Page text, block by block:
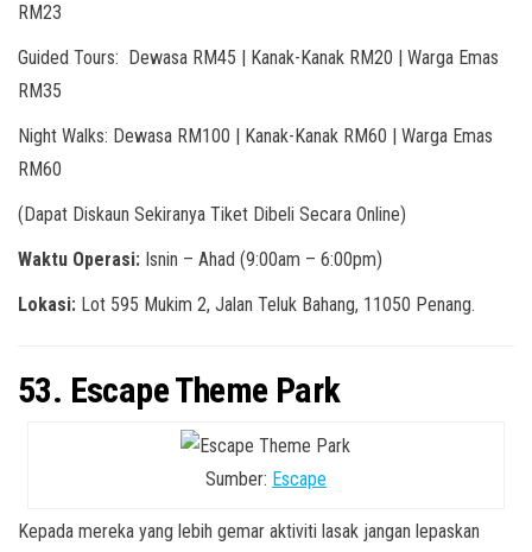
RM23
Guided Tours: Dewasa RM45 | Kanak-Kanak RM20 | Warga Emas
RM35
Night Walks: Dewasa RM100 | Kanak-Kanak RM60 | Warga Emas
RM60
(Dapat Diskaun Sekiranya Tiket Dibeli Secara Online)
Waktu Operasi: Isnin – Ahad (9:00am – 6:00pm)
Lokasi: Lot 595 Mukim 2, Jalan Teluk Bahang, 11050 Penang.
53. Escape Theme Park
Sumber: Escape
Kepada mereka yang lebih gemar aktiviti lasak jangan lepaskan